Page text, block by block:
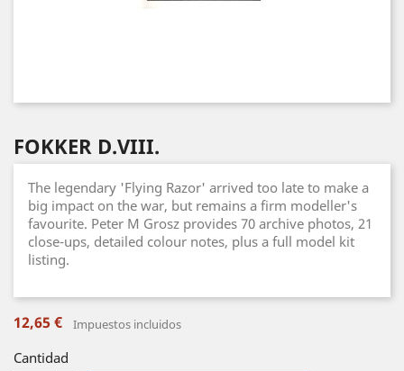
FOKKER D.VIII.
The legendary 'Flying Razor' arrived too late to make a
big impact on the war, but remains a firm modeller's
favourite. Peter M Grosz provides 70 archive photos, 21
close-ups, detailed colour notes, plus a full model kit
listing.
12,65 € Impuestos incluidos
Cantidad